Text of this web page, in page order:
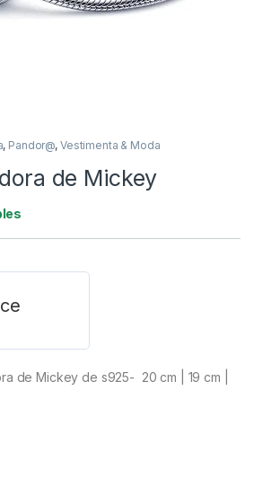
, Pandor@, Vestimenta & Moda
de Mickey
de Mickey de s925- 20 cm | 19 cm |